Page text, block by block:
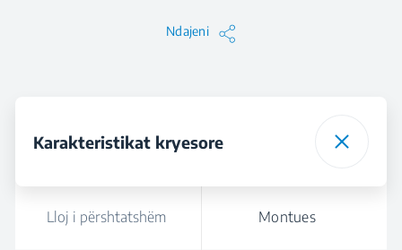
Ndajeni
Karakteristikat kryesore
Lloj i përshtatshëm Montues